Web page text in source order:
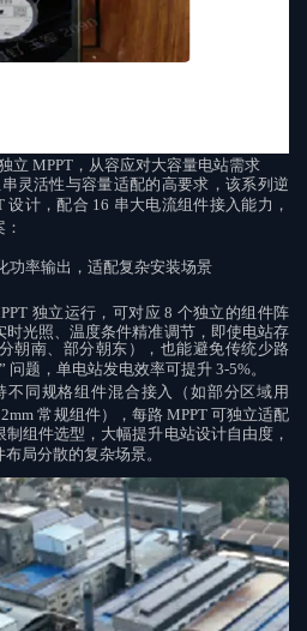
立 MPPT ，从容应对大容量电站需求
灵活性与容量适配的高要求，该系列逆
设计，配合 16 串大电流组件接入能力，
功率输出，适配复杂安装场景
独立运行，可对应8 个独立的组件阵
光照、温度条件精准调节，即使电站存
朝南、部分朝东），也能避免传统少路
” 问题，单电站发电效率可提升 3-5%。
不同规格组件混合接入（如部分区域用
常规组件），每路MPPT 可独立适配
组件选型，大幅提升电站设计自由度，
局分散的复杂场景。